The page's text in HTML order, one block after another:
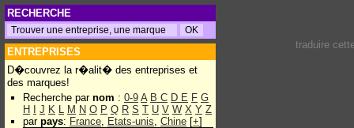
RECHERCHE
ENTREPRISES
D�couvrez la r�alit� des entreprises et
des marques!
Recherche par nom : 0-9 A B C D E F G
H
J K L M N O P Q R S T U V W X Y Z
par pays: France, Etats-unis, Chine [+]
traduire